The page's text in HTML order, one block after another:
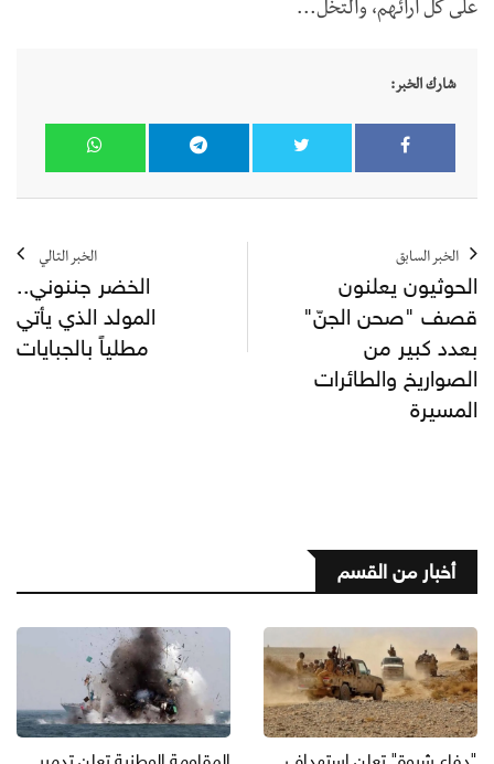
على كل آرائهم، والتخل…
شارك الخبر:
الخبر السابق
الحوثيون يعلنون
قصف "صحن الجنّ"
بعدد كبير من
الصواريخ والطائرات
المسيرة
الخبر التالي
الخضر جننوني..
المولد الذي يأتي
مطلياً بالجبايات
أخبار من القسم